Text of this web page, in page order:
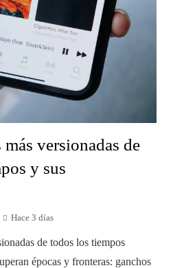
versionadas de
y sus
Hace 3 días
de todos los tiempos
épocas y fronteras: ganchos